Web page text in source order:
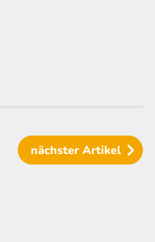
nächster Artikel